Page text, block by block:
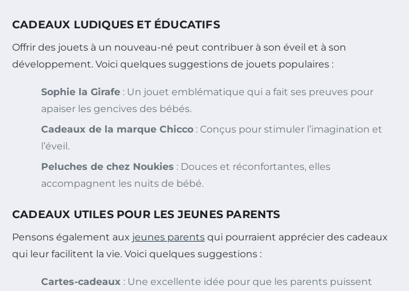
CADEAUX LUDIQUES ET ÉDUCATIFS
Offrir des jouets à un nouveau-né peut contribuer à son éveil et à son
développement. Voici quelques suggestions de jouets populaires :
Sophie la Girafe : Un jouet emblématique qui a fait ses preuves pour
apaiser les gencives des bébés.
Cadeaux de la marque Chicco : Conçus pour stimuler l’imagination et
l’éveil.
Peluches de chez Noukies : Douces et réconfortantes, elles
accompagnent les nuits de bébé.
CADEAUX UTILES POUR LES JEUNES PARENTS
Pensons également aux jeunes parents qui pourraient apprécier des cadeaux
qui leur facilitent la vie. Voici quelques suggestions :
Cartes-cadeaux : Une excellente idée pour que les parents puissent